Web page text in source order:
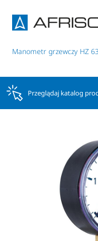
Manometr grzewczy HZ
Przeglądaj katalog